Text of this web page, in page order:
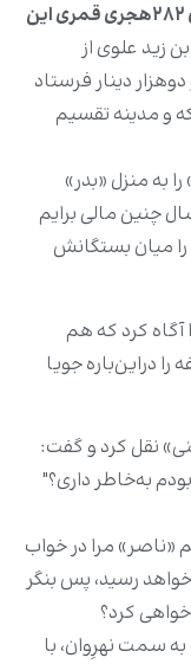
طبری جزئیات این داستان را در حوادث سال ۲۸۲هجری قمری این
زید علوی از
دینار فرستاد
و مدینه تقسیم
به منزل «بدر»
چنین مالی برایم
میان بستگانش
آگاه کرد که هم
دراین‌باره جویا
نقل کرد و گفت:
بودم به‌خاطر داری؟"
مرا در خواب
رسید، پس بنگر
کرد؟
سمت نهرِوان، با